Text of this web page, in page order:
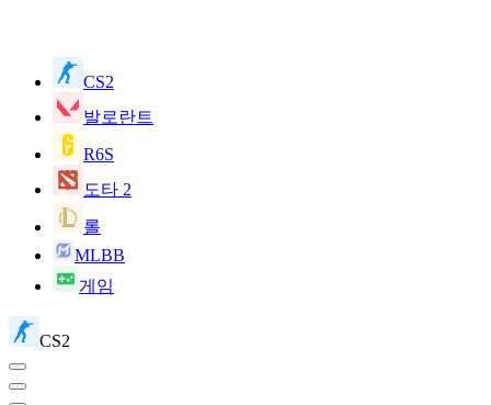
CS2
발로란트
R6S
도타 2
롤
MLBB
게임
CS2